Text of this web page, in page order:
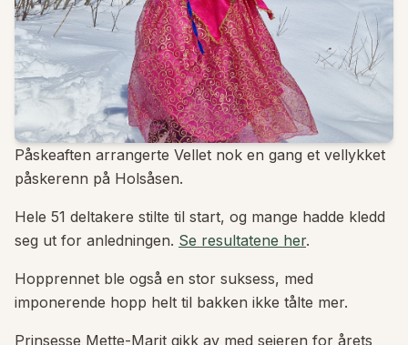
Påskeaften arrangerte Vellet nok en gang et vellykket
påskerenn på Holsåsen.
Hele 51 deltakere stilte til start, og mange hadde kledd
seg ut for anledningen. Se resultatene her.
Hopprennet ble også en stor suksess, med
imponerende hopp helt til bakken ikke tålte mer.
Prinsesse Mette-Marit gikk av med seieren for årets